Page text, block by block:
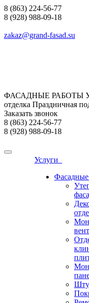
8 (863) 224-56-77
8 (928) 988-09-18
zakaz@grand-fasad.su
ФАСАДНЫЕ РАБОТЫ
отделка Праздничная
Заказать звонок
8 (863) 224-56-77
8 (928) 988-09-18
Услуги